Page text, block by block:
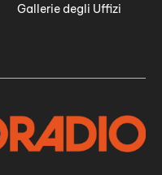
Gallerie degli Uffizi